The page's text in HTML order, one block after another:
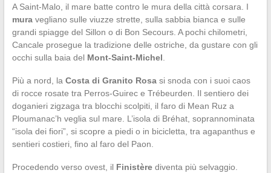
A Saint-Malo, il mare batte contro le mura della città corsara. I
muravegliano sulle viuzze strette, sulla sabbia bianca e sulle
grandi spiagge del Sillon o di Bon Secours. A pochi chilometri,
Cancale prosegue la tradizione delle ostriche, da gustare con gli
occhi sulla baia del Mont-Saint-Michel
Più a nord, la Costa di Granito Rosasi snoda con i suoi caos
di rocce rosate tra Perros-Guirec e Trébeurden. Il sentiero dei
doganieri zigzaga tra blocchi scolpiti, il faro di Mean Ruz a
Ploumanac’h veglia sul mare. L’isola di Bréhat, soprannominata
“isola dei fiori”, si scopre a piedi o in bicicletta, tra agapanthus e
sentieri costieri, fino al faro del Paon.
Procedendo verso ovest, il Finistèrediventa più selvaggio.